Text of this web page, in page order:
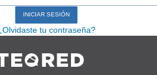
tu contraseña?